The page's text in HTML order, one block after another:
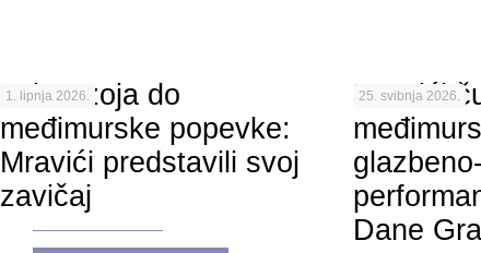
1. lipnja 2026.
Od Pozoja do
međimurske popevke:
Mravići predstavili svoj
zavičaj
25. svibnja 2026.
Mravići
Dane